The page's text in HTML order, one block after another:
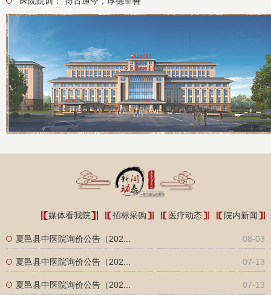
院内新闻
医疗动态
招标采购
媒体看我院
夏邑县中医院询价公告（202... 08-03
夏邑县中医院询价公告（202... 07-13
夏邑县中医院询价公告（202... 07-13